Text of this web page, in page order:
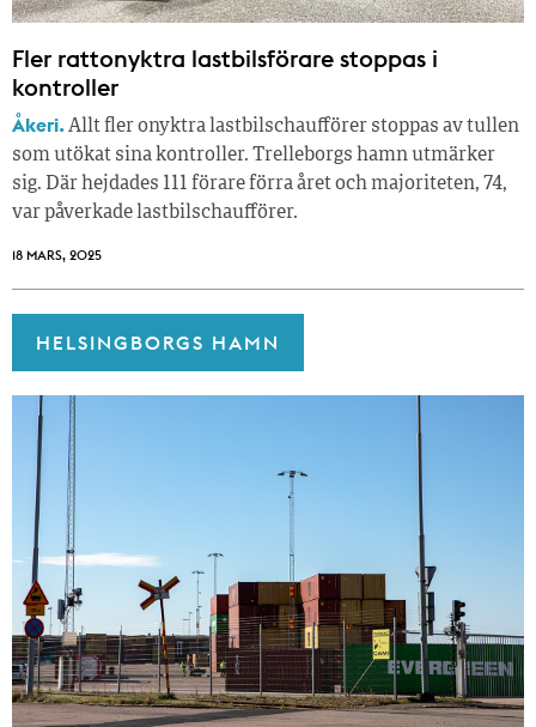
Fler rattonyktra lastbilsförare stoppas i
kontroller
Åkeri.Allt fler onyktra lastbilschaufförer stoppas av tullen
som utökat sina kontroller. Trelleborgs hamn utmärker
sig. Där hejdades 111 förare förra året och majoriteten, 74,
var påverkade lastbilschaufförer.
18 MARS, 2025
HELSINGBORGS HAMN